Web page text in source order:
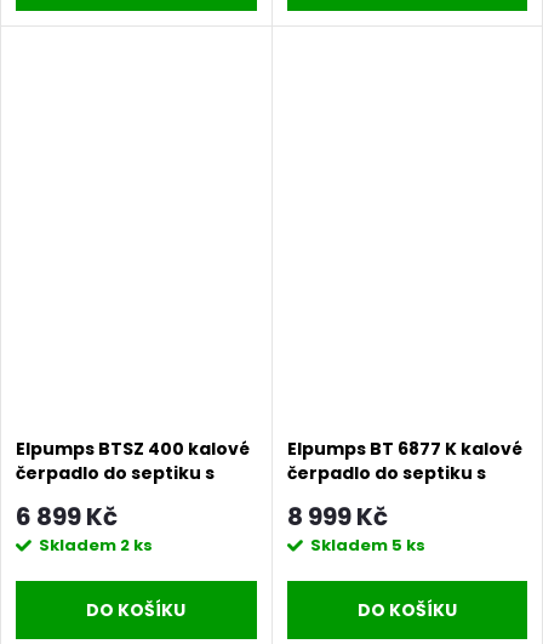
Elpumps BTSZ 400 kalové
čerpadlo do septiku s
6 899 Kč
Skladem 2 ks
DO KOŠÍKU
Elpumps BT 6877 K kalové
čerpadlo do septiku s
8 999 Kč
Skladem 5 ks
DO KOŠÍKU